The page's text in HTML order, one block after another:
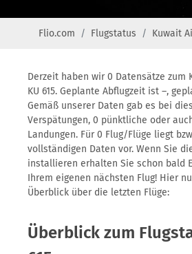
Flio.com Flugstatus Kuwait
Derzeit haben wir 0 Datensätze zum
KU 615. Geplante Abflugzeit ist –,
Gemäß unserer Daten gab es bei
Verspätungen, 0 pünktliche oder
Landungen. Für 0 Flug/Flüge liegt
vollständigen Daten vor. Wenn Sie
installieren erhalten Sie schon bald
Ihrem eigenen nächsten Flug! Hier
Überblick über die letzten Flüge:
Überblick zum